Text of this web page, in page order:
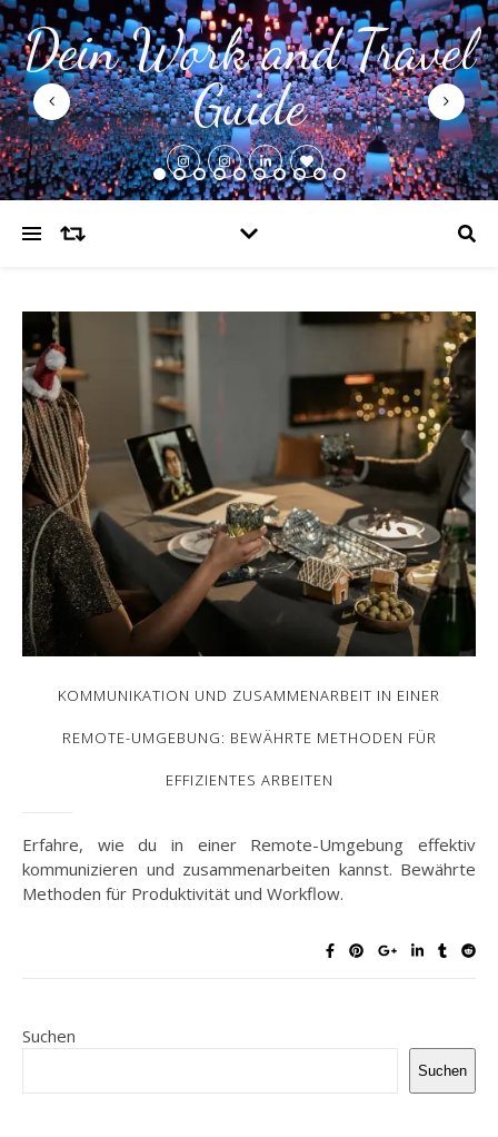
Dein Work and Travel
Guide
KOMMUNIKATION UND ZUSAMMENARBEIT IN EINER
REMOTE-UMGEBUNG: BEWÄHRTE METHODEN FÜR
EFFIZIENTES ARBEITEN
Erfahre, wie du in einer Remote-Umgebung effektiv
kommunizieren und zusammenarbeiten kannst. Bewährte
Methoden für Produktivität und Workflow.
Suchen
Suchen